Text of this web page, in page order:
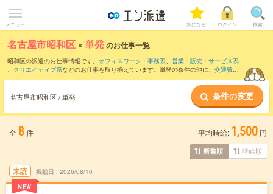
メニュー 気になる! ログイン 検索
名古屋市昭和区 ×単発のお仕事一覧
昭和区の派遣のお仕事情報です。 オフィスワーク・事務系、 営業・販売・サービス系
、 クリエイティブ系などのお仕事を取り揃えています。単発の条件の他に、 交通費別
名古屋市昭和区 / 単発 条件の変更
全 8件 平均時給: 1,500 円
新着順 時給順
未読
NEW
掲載日 2026/08/10